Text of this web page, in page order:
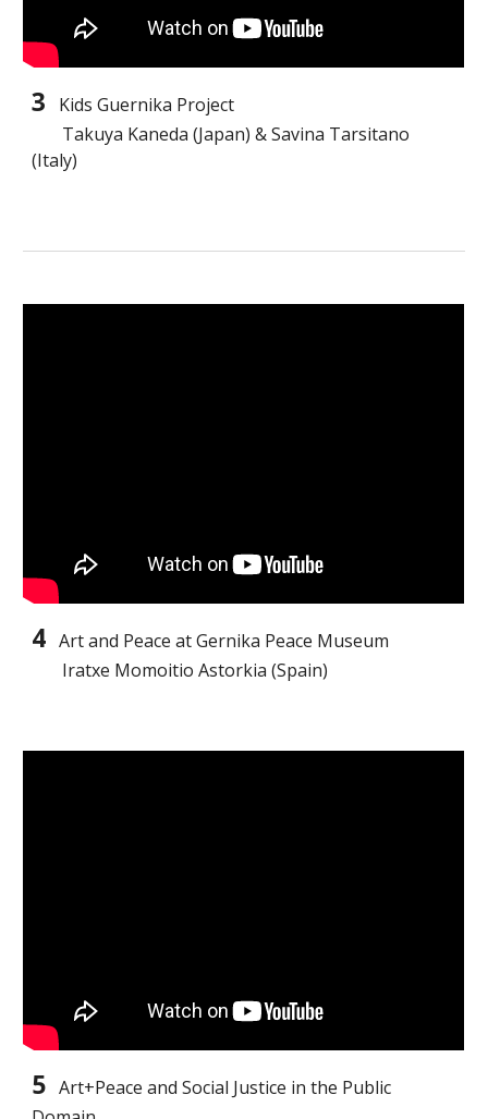
3
Kids Guernika Project
(Italy)
4 Art and Peace at Gernika Peace Museum
       Iratxe Momoitio Astorkia (Spain)
5 Art+Peace and Social Justice in the Public